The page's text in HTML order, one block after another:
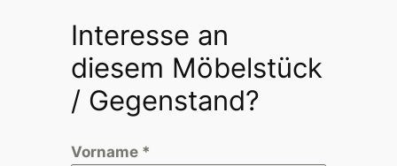
Interesse an
diesem Möbelstück
/ Gegenstand?
Vorname *